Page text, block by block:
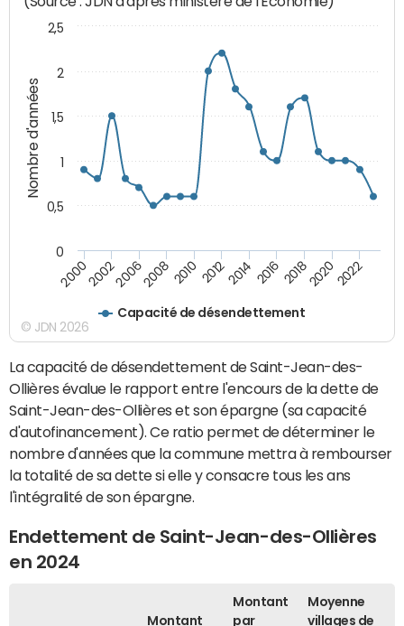
Nombre d'années
Capacité de désendettement
20002002200620082010 20122014 2016201820202022
0
0,5
1
1,5
2
2,5
© JDN 2026
La capacité de désendettement de Saint-Jean-des-
Ollières évalue le rapport entre l'encours de la dette de
Saint-Jean-des-Ollières et son épargne (sa capacité
d'autofinancement). Ce ratio permet de déterminer le
nombre d'années que la commune mettra à rembourser
la totalité de sa dette si elle y consacre tous les ans
l'intégralité de son épargne.
Endettement de Saint-Jean-des-Ollières
en 2024
Montant
Montant
par
Moyenne
villages de